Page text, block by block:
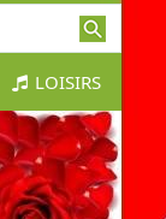
LOISIRS